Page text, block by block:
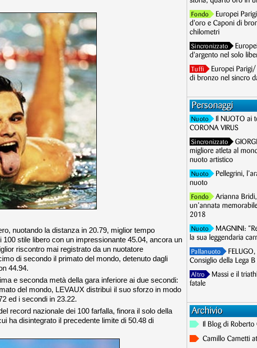
nuotando la distanza in 20.79, miglior tempo
stile libero con un impressionante 45.04, ancora un
riscontro mai registrato da un nuotatore
di secondo il primato del mondo, detenuto dagli
44.94.
e seconda metà della gara inferiore ai due secondi:
del mondo, LEVAUX distribuì il suo sforzo in modo
ed i secondi in 23.22.
record nazionale dei 100 farfalla, finora il solo della
ha disintegrato il precedente limite di 50.48 di
Fondo
Europei
d'oro e Caponi di
chilometri
Sincronizzato
d'argento nel solo
Tuffi
Europei
di bronzo nel sincro
Personaggi
Nuoto
Il NUOTO ai
CORONA VIRUS
Sincronizzato
migliore atleta al
nuoto artistico
Nuoto
Pellegrini,
nuoto
Fondo
Arianna
un’annata
2018
Nuoto
MAGNINI:
la sua leggendaria
Pallanuoto
Consiglio della Lega
Altro
Massi e il
fatale
Archivio
Il Blog di Roberto
Camillo Cametti